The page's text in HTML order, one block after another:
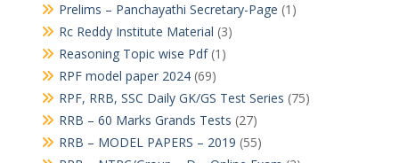
Prelims – Panchayathi Secretary-Page (1)
Rc Reddy Institute Material (3)
Reasoning Topic wise Pdf(1)
RPF model paper 2024(69)
RPF, RRB, SSC Daily GK/GS Test Series (75)
RRB – 60 Marks Grands Tests (27)
RRB – MODEL PAPERS – 2019 (55)